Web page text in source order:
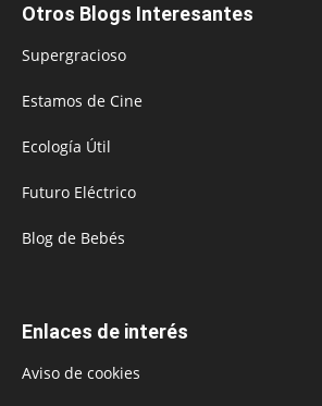
Otros Blogs Interesantes
Supergracioso
Estamos de Cine
Ecología Útil
Futuro Eléctrico
Blog de Bebés
Enlaces de interés
Aviso de cookies